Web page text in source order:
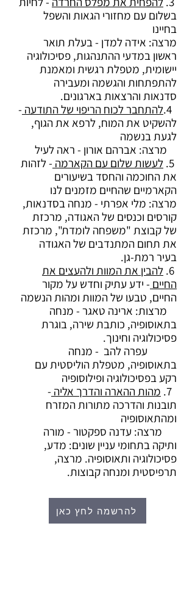
בשלום עם מחזורי הגאות והשפל
בחיינו
מרצה: אידה למדן - בעלת תואר
ראשון במדעי ההתנהגות, פסיכולוגיה
יישומית, מטפלת רגשית ומאמנת
להתפתחות והגשמה ומעבירה
סדנאות והרצאות בארגונים.
להתחבר לכוח הריפוי של התודעה -
להשקיט את המוח, לרפא את הגוף,
לגעת בנשמה
מרצה: אברהם אורון - ראה לעיל
לעשות שלום עם הקארמה - לזהות
את החוכמה והחסד בשיעורים
הקארמיים שהחיים מזמנים לנו
מרצה: מלי אפרתי - מנחה בסדנאות,
קורסים וכנסים של האגודה, מרכזת
של קבוצת "משפחה לומדת", מרכזת
את תחום המתנדבים של האגודה
בעיר רמת-גן.
להבין את המוות ולהעצים את
החיים - ידע עתיק וחדש על מקור
החיים, טבעו של המוות ומהות הנשמה
מרצות: ארינה טאגר - מנחה
בתאוסופיה, כותבת שירה, בוגרת
פסיכולוגיה וחינוך.
עפרה להב - מנחה
בתאוסופיה, מטפלת הוליסטית עם
רקע בפסיכולוגיה ופילוסופיה
מהות ההארה והדרך אליה -
תובנות והדרכה מתורות המזרח
ומהתאוסופיה
מרצה: עדנה ספקטור - מורה
ותיקה בתחומי עניין שונים: מדע,
פסיכולוגיה ותאוסופיה. מרצה,
תרפיסטית ומנחה קבוצות.
להרשמה לחץ כאן